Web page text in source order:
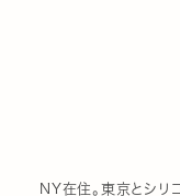
NY在住。東京とシリ